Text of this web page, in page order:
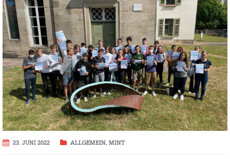
23. JUNI 2022 ALLGEMEIN, MINT